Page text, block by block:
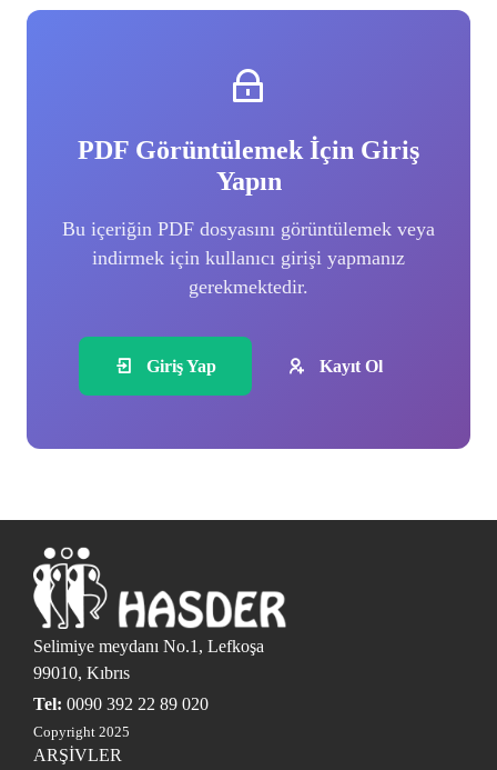
PDF Görüntülemek İçin Giriş
Yapın
Bu içeriğin PDF dosyasını görüntülemek veya
indirmek için kullanıcı girişi yapmanız
gerekmektedir.
Giriş Yap Kayıt Ol
Selimiye meydanı No.1, Lefkoşa
99010, Kıbrıs
Tel: 0090 392 22 89 020
Copyright 2025
ARŞİVLER